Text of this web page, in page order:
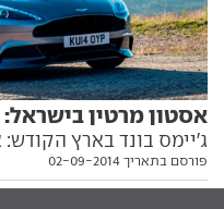
אסטון מרטין בישראל: החל מ-
ג'יימס בונד בארץ
בייבוא סדיר, לראשונה
והמחירון הרשמי פורסם
פורסם בתאריך 02-09-2014